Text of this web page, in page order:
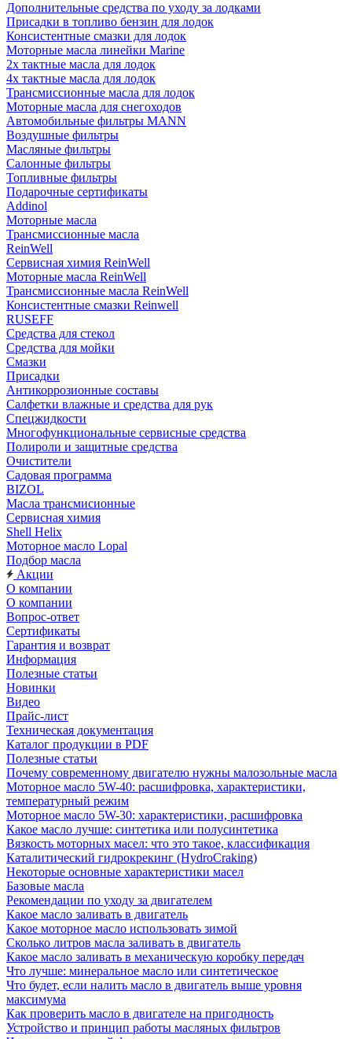
Дополнительные средства по уходу за лодками
Присадки в топливо бензин для лодок
Консистентные смазки для лодок
Моторные масла линейки Marine
2х тактные масла для лодок
4х тактные масла для лодок
Трансмиссионные масла для лодок
Моторные масла для снегоходов
Автомобильные фильтры MANN
Воздушные фильтры
Масляные фильтры
Салонные фильтры
Топливные фильтры
Подарочные сертификаты
Addinol
Моторные масла
Трансмиссионные масла
ReinWell
Сервисная химия ReinWell
Моторные масла ReinWell
Трансмиссионные масла ReinWell
Консистентные смазки Reinwell
RUSEFF
Средства для стекол
Средства для мойки
Смазки
Присадки
Антикоррозионные составы
Салфетки влажные и средства для рук
Спецжидкости
Многофункциональные сервисные средства
Полироли и защитные средства
Очистители
Садовая программа
BIZOL
Масла трансмисионные
Сервисная химия
Shell Helix
Моторное масло Lopal
Подбор масла
Акции
О компании
О компании
Вопрос-ответ
Сертификаты
Гарантия и возврат
Информация
Полезные статьи
Новинки
Видео
Прайс-лист
Техническая документация
Каталог продукции в PDF
Полезные статьи
Почему современному двигателю нужны малозольные масла
Моторное масло 5W-40: расшифровка, характеристики,
температурный режим
Моторное масло 5W-30: характеристики, расшифровка
Какое масло лучше: синтетика или полусинтетика
Вязкость моторных масел: что это такое, классификация
Каталитический гидрокрекинг (НydroСraking)
Некоторые основные характеристики масел
Базовые масла
Рекомендации по уходу за двигателем
Какое масло заливать в двигатель
Какое моторное масло использовать зимой
Сколько литров масла заливать в двигатель
Какое масло заливать в механическую коробку передач
Что лучше: минеральное масло или синтетическое
Что будет, если налить масло в двигатель выше уровня
максимума
Как проверить масло в двигателе на пригодность
Устройство и принцип работы масляных фильтров